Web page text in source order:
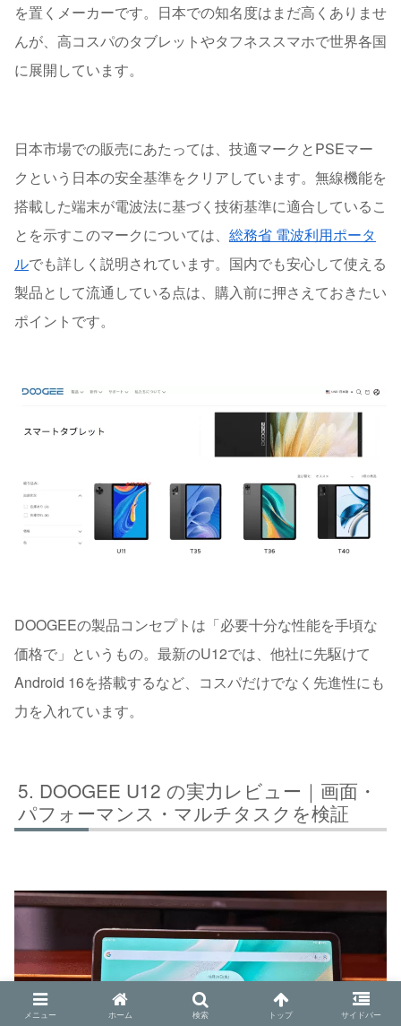
を置くメーカーです。日本での知名度はまだ高くありませ
んが、高コスパのタブレットやタフネススマホで世界各国
に展開しています。
日本市場での販売にあたっては、技適マークとPSEマー
クという日本の安全基準をクリアしています。無線機能を
搭載した端末が電波法に基づく技術基準に適合しているこ
とを示すこのマークについては、 総務省 電波利用ポータ
ルでも詳しく説明されています。国内でも安心して使える
製品として流通している点は、購入前に押さえておきたい
ポイントです。
DOOGEEの製品コンセプトは「必要十分な性能を手頃な
価格で」というもの。最新のU12では、他社に先駆けて
Android 16を搭載するなど、コスパだけでなく先進性にも
力を入れています。
DOOGEE U12 の実力レビュー｜画面・
パフォーマンス・マルチタスクを検証
メニュー ホーム 検索 トップ サイドバー